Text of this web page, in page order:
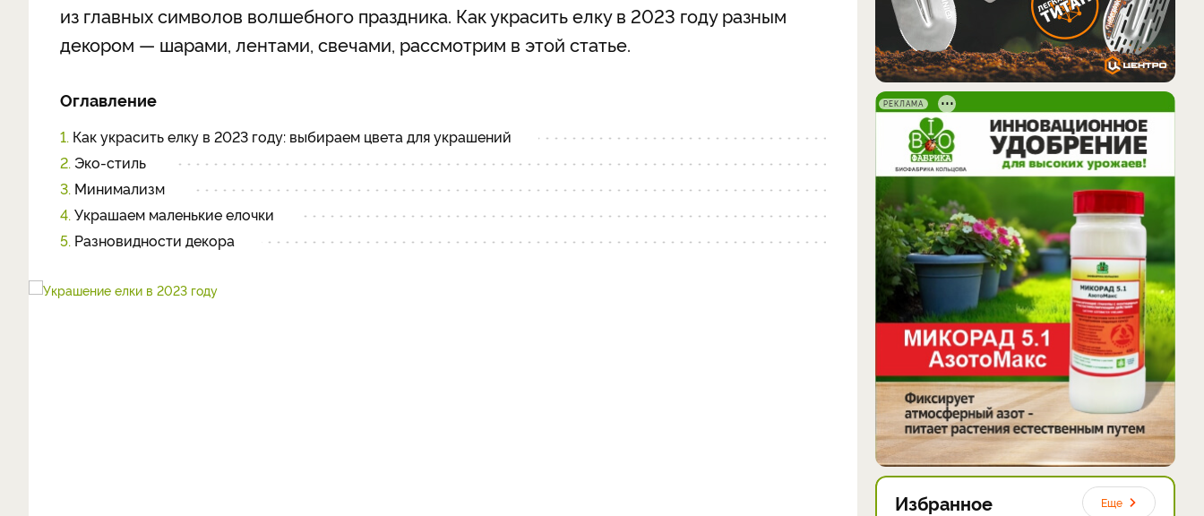
из главных символов волшебного праздника. Как украсить елку в 2023 году разным
декором — шарами, лентами, свечами, рассмотрим в этой статье.
Оглавление
1. Как украсить елку в 2023 году: выбираем цвета для украшений
2. Эко-стиль
3. Минимализм
4. Украшаем маленькие елочки
5. Разновидности декора
РЕКЛАМА
Избранное Еще